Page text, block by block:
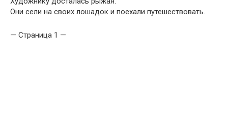
Они сели на своих лошадок и поехали путешествовать.
— Страница 1 —